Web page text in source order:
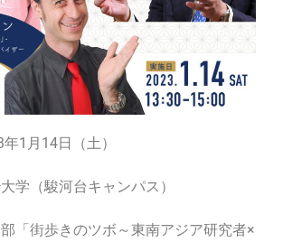
1月14日（土）
学（駿河台キャンパス）
「街歩きのツボ～東南アジア研究者×